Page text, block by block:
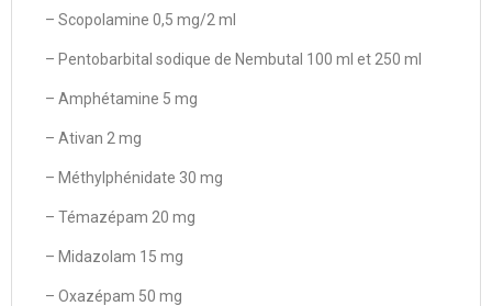
– Scopolamine 0,5 mg/2 ml
– Pentobarbital sodique de Nembutal 100 ml et 250 ml
– Amphétamine 5 mg
– Ativan 2 mg
– Méthylphénidate 30 mg
– Témazépam 20 mg
– Midazolam 15 mg
– Oxazépam 50 mg